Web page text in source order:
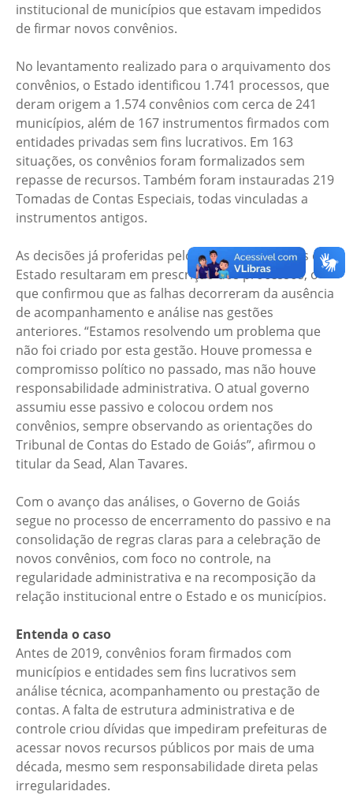
institucional de municípios que estavam impedidos
de firmar novos convênios.
No levantamento realizado para o arquivamento dos
convênios, o Estado identificou 1.741 processos, que
deram origem a 1.574 convênios com cerca de 241
municípios, além de 167 instrumentos firmados com
entidades privadas sem fins lucrativos. Em 163
situações, os convênios foram formalizados sem
repasse de recursos. Também foram instauradas 219
Tomadas de Contas Especiais, todas vinculadas a
instrumentos antigos.
As decisões já proferidas pelo Tribunal de Contas do
Estado resultaram em prescrição dos processos, o
que confirmou que as falhas decorreram da ausência
de acompanhamento e análise nas gestões
anteriores. “Estamos resolvendo um problema que
não foi criado por esta gestão. Houve promessa e
compromisso político no passado, mas não houve
responsabilidade administrativa. O atual governo
assumiu esse passivo e colocou ordem nos
convênios, sempre observando as orientações do
Tribunal de Contas do Estado de Goiás”, afirmou o
titular da Sead, Alan Tavares.
Com o avanço das análises, o Governo de Goiás
segue no processo de encerramento do passivo e na
consolidação de regras claras para a celebração de
novos convênios, com foco no controle, na
regularidade administrativa e na recomposição da
relação institucional entre o Estado e os municípios.
Entenda o caso
Antes de 2019, convênios foram firmados com
municípios e entidades sem fins lucrativos sem
análise técnica, acompanhamento ou prestação de
contas. A falta de estrutura administrativa e de
controle criou dívidas que impediram prefeituras de
acessar novos recursos públicos por mais de uma
década, mesmo sem responsabilidade direta pelas
irregularidades.